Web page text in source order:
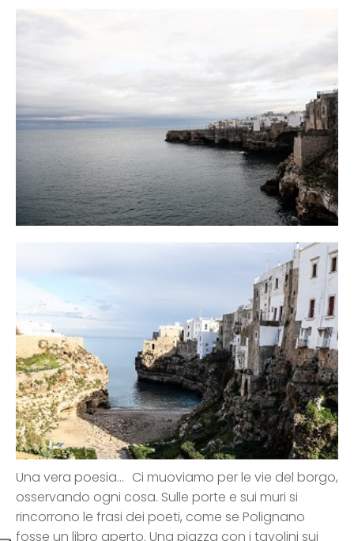
Una vera poesia… Ci muoviamo per le vie del borgo,
osservando ogni cosa. Sulle porte e sui muri si
rincorrono le frasi dei poeti, come se Polignano
fosse un libro aperto. Una piazza con i tavolini sui